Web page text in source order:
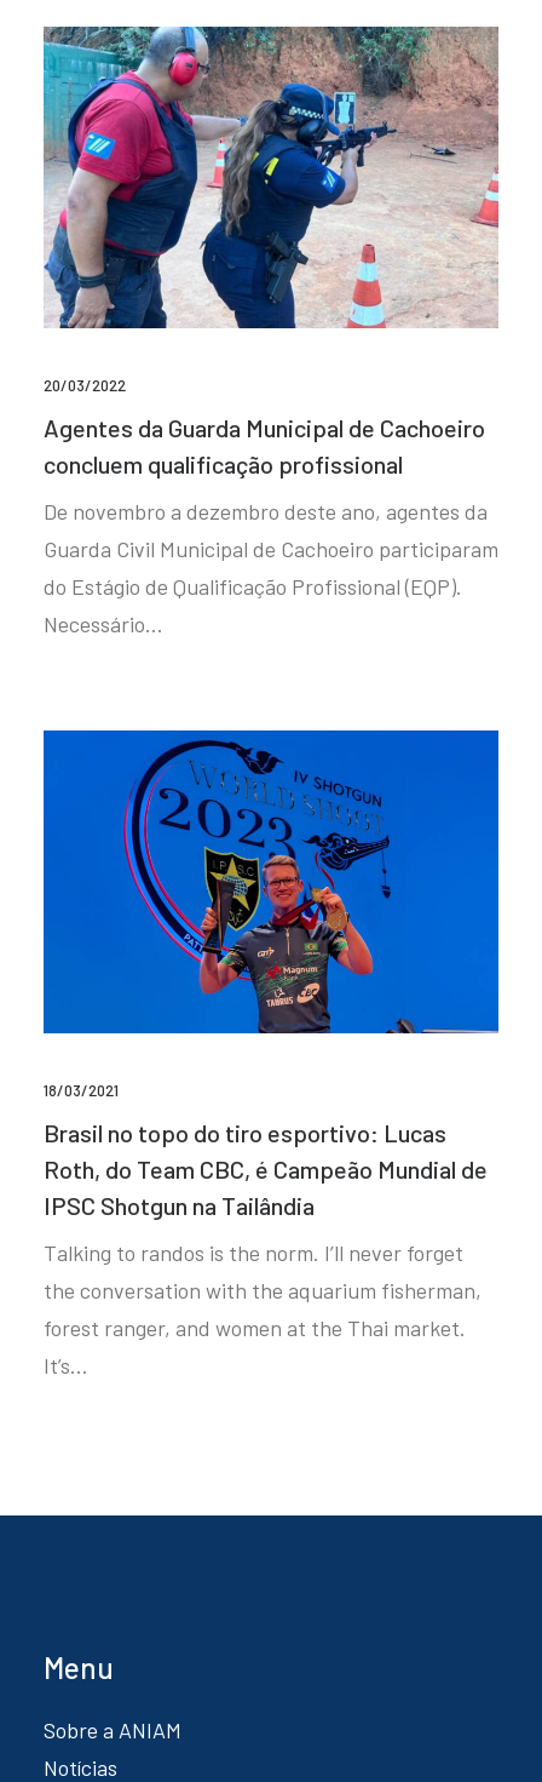
20/03/2022
Agentes da Guarda Municipal de Cachoeiro
concluem qualificação profissional
De novembro a dezembro deste ano, agentes da
Guarda Civil Municipal de Cachoeiro participaram
do Estágio de Qualificação Profissional (EQP).
Necessário…
18/03/2021
Brasil no topo do tiro esportivo: Lucas
Roth, do Team CBC, é Campeão Mundial de
IPSC Shotgun na Tailândia
Talking to randos is the norm. I’ll never forget
the conversation with the aquarium fisherman,
forest ranger, and women at the Thai market.
It’s…
Menu
Sobre a ANIAM
Notícias